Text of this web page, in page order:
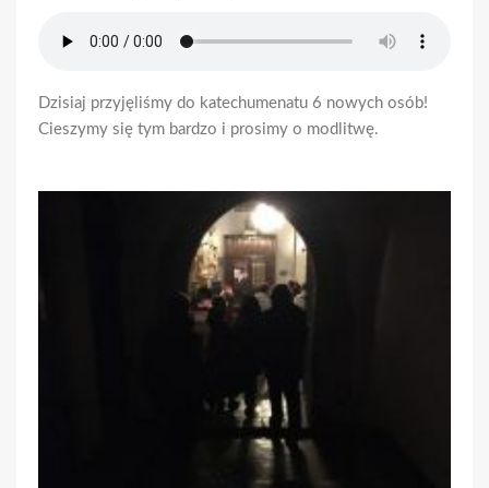
Dzisiaj przyjęliśmy do katechumenatu 6 nowych osób!
Cieszymy się tym bardzo i prosimy o modlitwę.